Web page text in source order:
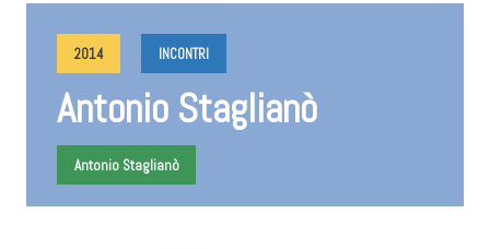
2014 INCONTRI
Antonio Staglianò
Antonio Staglianò